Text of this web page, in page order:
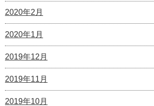
2020年2月
2020年1月
2019年12月
2019年11月
2019年10月